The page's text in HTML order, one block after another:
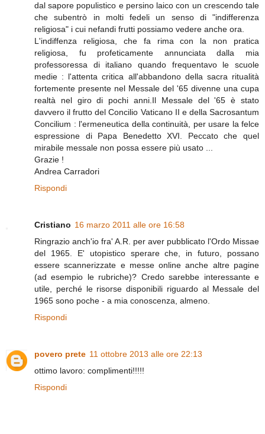
dal sapore populistico e persino laico con un crescendo tale
che subentrò in molti fedeli un senso di "indifferenza
religiosa" i cui nefandi frutti possiamo vedere anche ora.
L'indiffenza religiosa, che fa rima con la non pratica
religiosa, fu profeticamente annunciata dalla mia
professoressa di italiano quando frequentavo le scuole
medie : l'attenta critica all'abbandono della sacra ritualità
fortemente presente nel Messale del '65 divenne una cupa
realtà nel giro di pochi anni.Il Messale del '65 è stato
davvero il frutto del Concilio Vaticano II e della Sacrosantum
Concilium : l'ermeneutica della continuità, per usare la felce
espressione di Papa Benedetto XVI. Peccato che quel
mirabile messale non possa essere più usato ...
Grazie !
Andrea Carradori
Rispondi
Cristiano 16 marzo 2011 alle ore 16:58
Ringrazio anch'io fra' A.R. per aver pubblicato l'Ordo Missae
del 1965. E' utopistico sperare che, in futuro, possano
essere scannerizzate e messe online anche altre pagine
(ad esempio le rubriche)? Credo sarebbe interessante e
utile, perché le risorse disponibili riguardo al Messale del
1965 sono poche - a mia conoscenza, almeno.
Rispondi
povero prete 11 ottobre 2013 alle ore 22:13
ottimo lavoro: complimenti!!!!!
Rispondi